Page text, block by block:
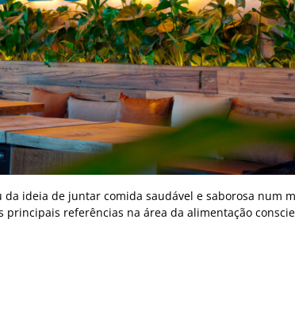
ideia de juntar comida saudável e saborosa num
principais referências na área da alimentação